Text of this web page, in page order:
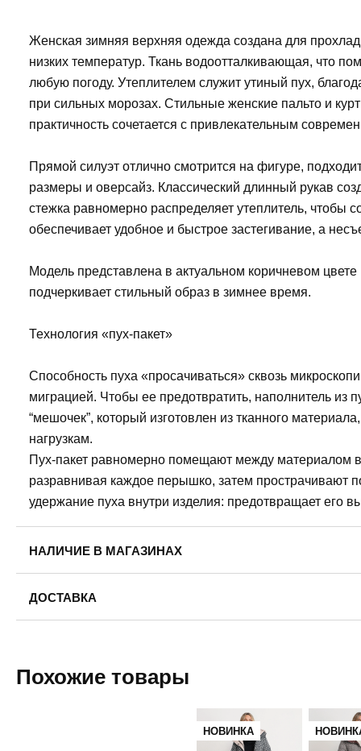
Женская зимняя верхняя одежда создана для
низких температур. Ткань водоотталкивающая, что
любую погоду. Утеплителем служит утиный пух,
при сильных морозах. Стильные женские пальто и
практичность сочетается с привлекательным
Прямой силуэт отлично смотрится на фигуре,
размеры и оверсайз. Классический длинный рукав
стежка равномерно распределяет утеплитель, чтобы
обеспечивает удобное и быстрое застегивание, а
Модель представлена в актуальном коричневом
подчеркивает стильный образ в зимнее время.
Технология «пух-пакет»
Способность пуха «просачиваться» сквозь
миграцией. Чтобы ее предотвратить, наполнитель из
“мешочек”, который изготовлен из тканного
нагрузкам.
Пух-пакет равномерно помещают между материалом
разравнивая каждое перышко, затем прострачивают
удержание пуха внутри изделия: предотвращает его
НАЛИЧИЕ В МАГАЗИНАХ
48
50
ДОСТАВКА
Пермь — бесплатно
Доставка в другие города
Похожие товары
НОВИНКА